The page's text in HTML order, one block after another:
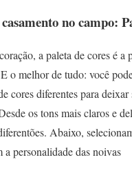
no campo:
a paleta de cores é a
o melhor de tudo: você
cores diferentes para deixar
os tons mais claros e
Abaixo,
a personalidade das noivas